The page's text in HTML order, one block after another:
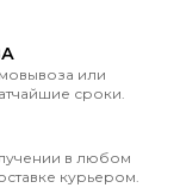
или
сроки.
в любом
курьером.